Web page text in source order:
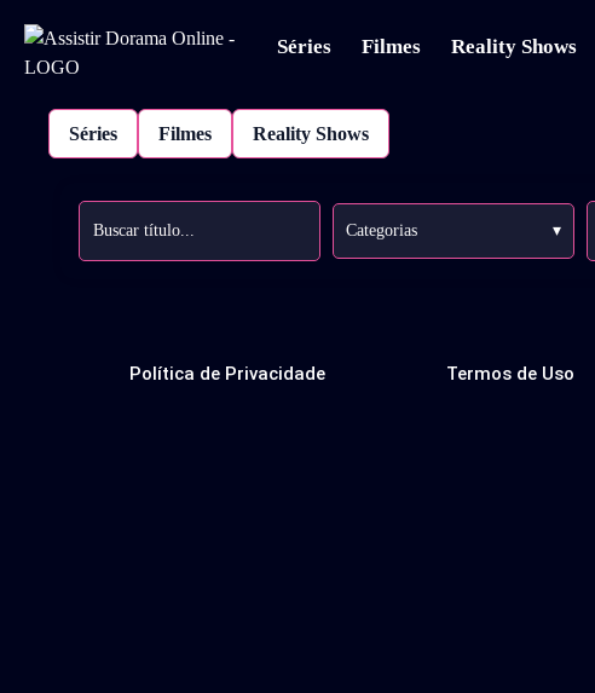
Séries Filmes Reality Shows
Séries Filmes Reality Shows
Categorias ▾
Política de Privacidade Termos de Uso